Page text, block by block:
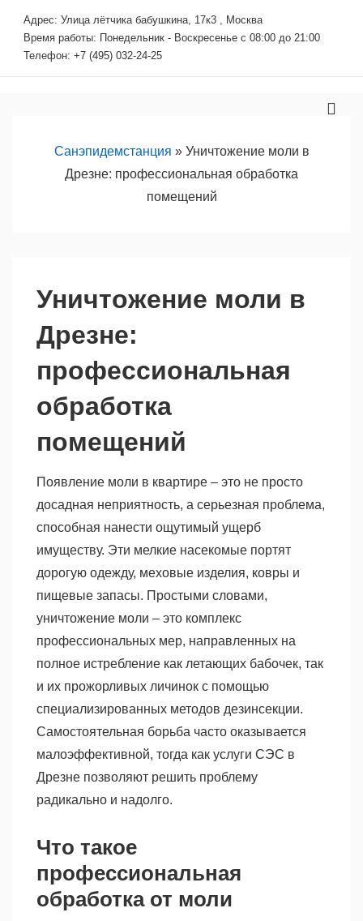
Перейти
Адрес: Улица лётчика бабушкина, 17к3 , Москва
Время работы: Понедельник - Воскресенье с 08:00 до 21:00
Телефон: +7 (495) 032-24-25
Санэпидемстанция » Уничтожение моли в
Дрезне: профессиональная обработка
помещений
Уничтожение моли в
Дрезне:
профессиональная
обработка
помещений
Появление моли в квартире – это не просто
досадная неприятность, а серьезная проблема,
способная нанести ощутимый ущерб
имуществу. Эти мелкие насекомые портят
дорогую одежду, меховые изделия, ковры и
пищевые запасы. Простыми словами,
уничтожение моли – это комплекс
профессиональных мер, направленных на
полное истребление как летающих бабочек, так
и их прожорливых личинок с помощью
специализированных методов дезинсекции.
Самостоятельная борьба часто оказывается
малоэффективной, тогда как услуги СЭС в
Дрезне позволяют решить проблему
радикально и надолго.
Что такое
профессиональная
обработка от моли